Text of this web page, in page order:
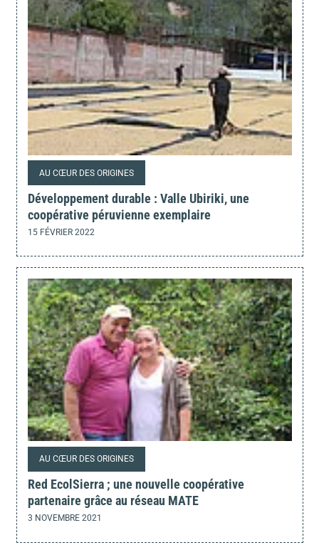
AU CŒUR DES ORIGINES
Développement durable : Valle Ubiriki, une
coopérative péruvienne exemplaire
15 FÉVRIER 2022
AU CŒUR DES ORIGINES
Red EcolSierra ; une nouvelle coopérative
partenaire grâce au réseau MATE
3 NOVEMBRE 2021